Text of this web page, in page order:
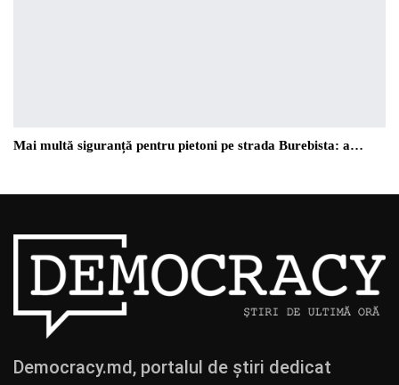
Mai multă siguranță pentru pietoni pe strada Burebista: a…
Democracy.md, portalul de știri dedicat